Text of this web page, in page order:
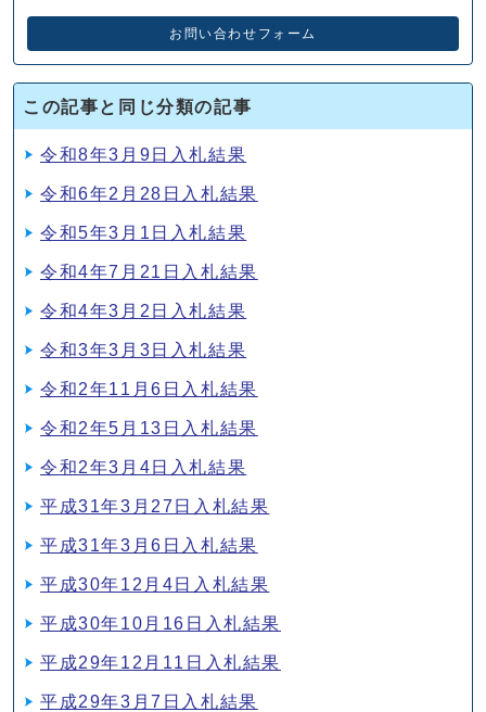
お問い合わせフォーム
この記事と同じ分類の記事
令和8年3月9日入札結果
令和6年2月28日入札結果
令和5年3月1日入札結果
令和4年7月21日入札結果
令和4年3月2日入札結果
令和3年3月3日入札結果
令和2年11月6日入札結果
令和2年5月13日入札結果
令和2年3月4日入札結果
平成31年3月27日入札結果
平成31年3月6日入札結果
平成30年12月4日入札結果
平成30年10月16日入札結果
平成29年12月11日入札結果
平成29年3月7日入札結果